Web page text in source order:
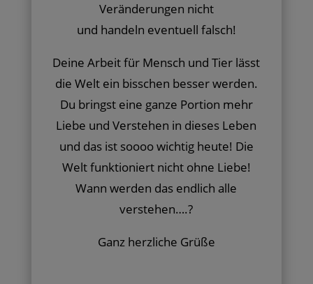
Veränderungen nicht
und handeln eventuell falsch!
Deine Arbeit für Mensch und Tier lässt
die Welt ein bisschen besser werden.
Du bringst eine ganze Portion mehr
Liebe und Verstehen in dieses Leben
und das ist soooo wichtig heute! Die
Welt funktioniert nicht ohne Liebe!
Wann werden das endlich alle
verstehen….?
Ganz herzliche Grüße